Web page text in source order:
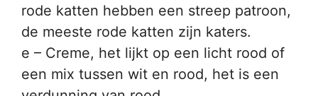
rode katten hebben een streep patroon,
de meeste rode katten zijn katers.
e – Creme, het lijkt op een licht rood of
een mix tussen wit en rood, het is een